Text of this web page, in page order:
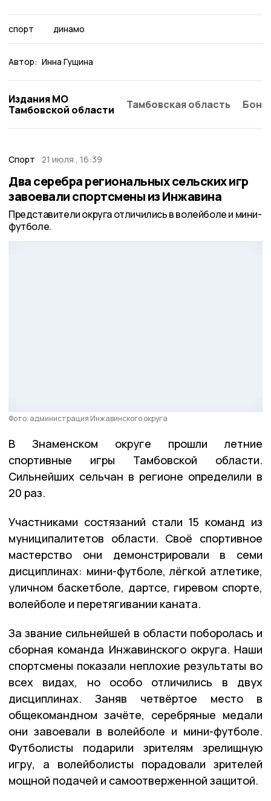
спорт динамо
Автор: Инна Гущина
Издания МО
Тамбовской области
Тамбовская область
Спорт 21 июля , 16:39
Два серебра региональных сельских игр
завоевали спортсмены из Инжавина
Представители округа отличились в волейболе и мини-
футболе.
Фото: администрация Инжавинского округа
В Знаменском округе прошли летние
спортивные игры Тамбовской области.
Сильнейших сельчан в регионе определили в
20 раз.
Участниками состязаний стали 15 команд из
муниципалитетов области. Своё спортивное
мастерство они демонстрировали в семи
дисциплинах: мини-футболе, лёгкой атлетике,
уличном баскетболе, дартсе, гиревом спорте,
волейболе и перетягивании каната.
За звание сильнейшей в области поборолась и
сборная команда Инжавинского округа. Наши
спортсмены показали неплохие результаты во
всех видах, но особо отличились в двух
дисциплинах. Заняв четвёртое место в
общекомандном зачёте, серебряные медали
они завоевали в волейболе и мини-футболе.
Футболисты подарили зрителям зрелищную
игру, а волейболисты порадовали зрителей
мощной подачей и самоотверженной защитой.